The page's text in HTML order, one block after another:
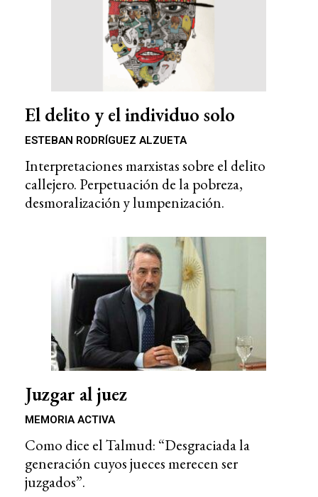
El delito y el individuo solo
ESTEBAN RODRÍGUEZ ALZUETA
Interpretaciones marxistas sobre el delito
callejero. Perpetuación de la pobreza,
desmoralización y lumpenización.
Juzgar al juez
MEMORIA ACTIVA
Como dice el Talmud: “Desgraciada la
generación cuyos jueces merecen ser
juzgados”.